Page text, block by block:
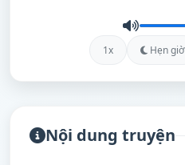
1x Hẹn giờ
Nội dung truyện